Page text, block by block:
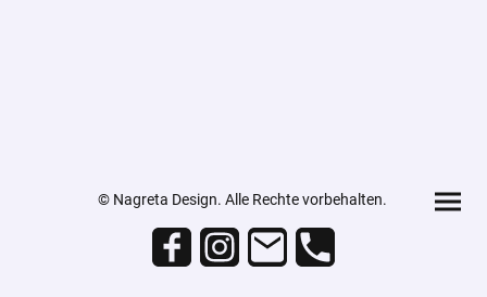
© Nagreta Design. Alle Rechte vorbehalten.